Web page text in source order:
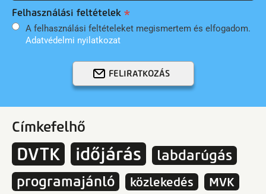
Felhasználási feltételek
A felhasználási feltételeket megismertem és elfogadom.
Adatvédelmi nyilatkozat
FELIRATKOZÁS
Címkefelhő
DVTK időjárás
labdarúgás
programajánló
közlekedés MVK